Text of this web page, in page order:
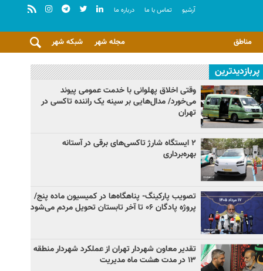
آرشيو تماس با ما درباره ما
مناطق شبکه شهر مجله شهر
پربازدیدترین
وقتی اخلاق پهلوانی با خدمت عمومی پیوند
می‌خورد/ مدال‌هایی بر سینه یک راننده تاکسی در
تهران
۲ ایستگاه شارژ تاکسی‌های برقی در آستانه
بهره‌برداری
تصویب پارکینگ- پناهگاه‌ها در کمیسیون ماده پنج/
پروژه پادگان ۰۶ تا آخر تابستان تحویل مردم می‌شود
تقدیر معاون شهردار تهران از عملکرد شهردار منطقه
۱۳ در مدت هشت ماه مدیریت